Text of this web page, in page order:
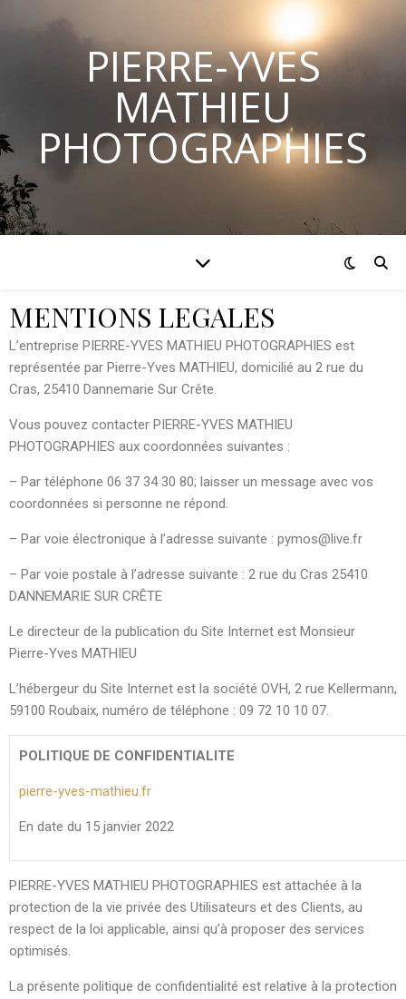
PIERRE-YVES
MATHIEU
PHOTOGRAPHIES
MENTIONS LEGALES
L’entreprise PIERRE-YVES MATHIEU PHOTOGRAPHIES est
représentée par Pierre-Yves MATHIEU, domicilié au 2 rue du
Cras, 25410 Dannemarie Sur Crête.
Vous pouvez contacter PIERRE-YVES MATHIEU
PHOTOGRAPHIES aux coordonnées suivantes :
– Par téléphone 06 37 34 30 80; laisser un message avec vos
coordonnées si personne ne répond.
– Par voie électronique à l’adresse suivante : pymos@live.fr
– Par voie postale à l’adresse suivante : 2 rue du Cras 25410
DANNEMARIE SUR CRÊTE
Le directeur de la publication du Site Internet est Monsieur
Pierre-Yves MATHIEU
L’hébergeur du Site Internet est la société OVH, 2 rue Kellermann,
59100 Roubaix, numéro de téléphone : 09 72 10 10 07.
POLITIQUE DE CONFIDENTIALITE
pierre-yves-mathieu.fr
En date du 15 janvier 2022
PIERRE-YVES MATHIEU PHOTOGRAPHIES est attachée à la
protection de la vie privée des Utilisateurs et des Clients, au
respect de la loi applicable, ainsi qu’à proposer des services
optimisés.
La présente politique de confidentialité est relative à la protection